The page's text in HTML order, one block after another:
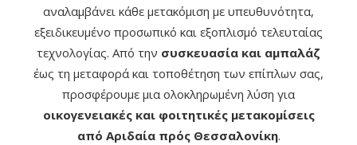
αναλαμβάνει κάθε μετακόμιση με υπευθυνότητα,
εξειδικευμένο προσωπικό και εξοπλισμό τελευταίας
τεχνολογίας. Από την συσκευασία και αμπαλάζ
έως τη μεταφορά και τοποθέτηση των επίπλων σας,
προσφέρουμε μια ολοκληρωμένη λύση για
οικογενειακές και φοιτητικές μετακομίσεις
από Αριδαία πρός Θεσσαλονίκη.